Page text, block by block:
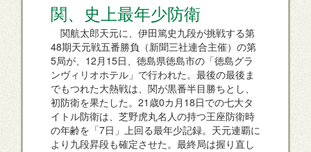
関、史上最年少防衛
関航太郎天元に、伊田篤史九段が挑戦する第
48期天元戦五番勝負（新聞三社連合主催）の第
5局が、12月15日、徳島県徳島市の「徳島グラ
ンヴィリオホテル」で行われた。最後の最後ま
でもつれた大熱戦は、関が黒番半目勝ちとし、
初防衛を果たした。21歳0カ月18日での七大タ
イトル防衛は、芝野虎丸名人の持つ王座防衛時
の年齢を「7日」上回る最年少記録。天元連覇に
より九段昇段も確定させた。最終局は握り直し